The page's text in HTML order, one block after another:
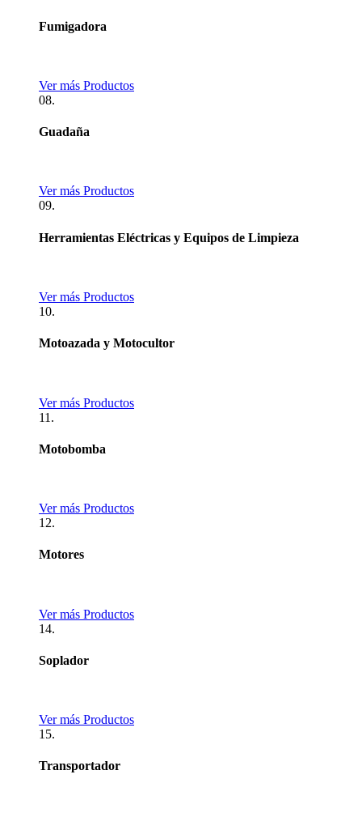
Fumigadora
Ver más Productos
08.
Guadaña
Ver más Productos
09.
Herramientas Eléctricas y Equipos de Limpieza
Ver más Productos
10.
Motoazada y Motocultor
Ver más Productos
11.
Motobomba
Ver más Productos
12.
Motores
Ver más Productos
14.
Soplador
Ver más Productos
15.
Transportador